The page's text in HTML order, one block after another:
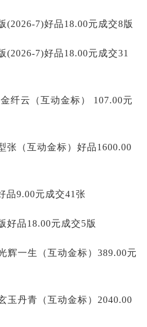
(2026-7)好品18.00元成交8版
(2026-7)好品18.00元成交31
纤云（互动金标）
107.00元
张（互动金标）好品1600.00
品9.00元成交41张
好品18.00元成交5版
辉一生（互动金标）389.00元
玉丹青（互动金标）2040.00